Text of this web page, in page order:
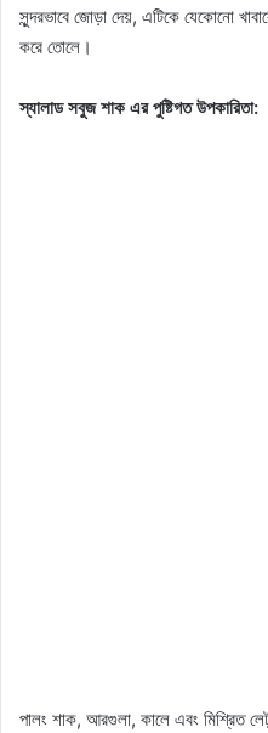
সুন্দরভাবে জোড়া দেয়, এটিকে যেকোনো
করে তোলে।
স্যালাড সবুজ শাক এর পুষ্টিগত উপকারিতা:
পালং শাক, আরগুলা, কালে এবং মিশ্রিত